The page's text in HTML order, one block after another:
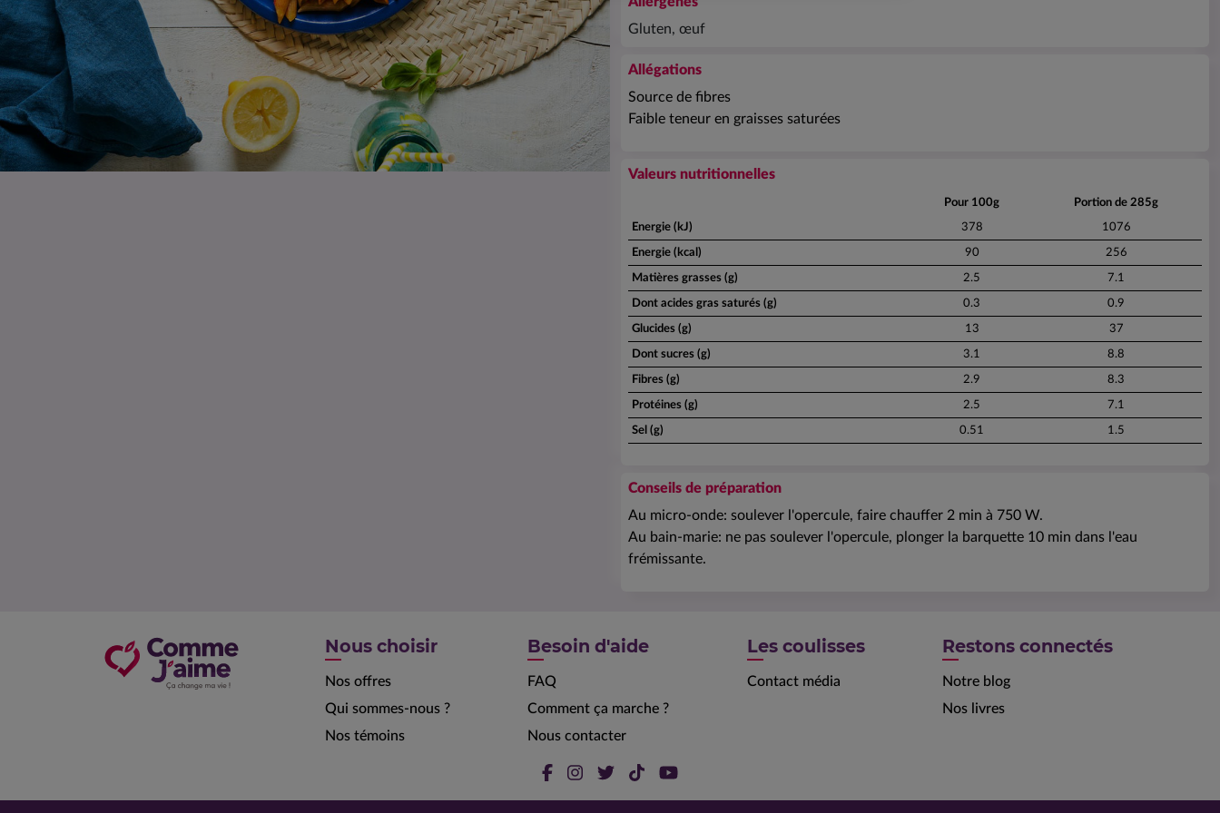
Gluten, œuf
Allégations
Source de fibres
Faible teneur en graisses saturées
Valeurs nutritionnelles
Pour 100g Portion de 285g
Energie (kJ) 378 1076
Energie (kcal) 90 256
Matières grasses (g) 2.5 7.1
Dont acides gras saturés (g) 0.3 0.9
Glucides (g) 13 37
Dont sucres (g) 3.1 8.8
Fibres (g) 2.9 8.3
Protéines (g) 2.5 7.1
Sel (g) 0.51 1.5
Conseils de préparation
Au micro-onde: soulever l'opercule, faire chauffer 2 min à 750 W.
Au bain-marie: ne pas soulever l'opercule, plonger la barquette 10 min dans l'eau
frémissante.
Nous choisir
Nos offres
Qui sommes-nous ?
Nos témoins
Besoin d'aide
FAQ
Comment ça marche ?
Nous contacter
Les coulisses
Contact média
Restons connectés
Notre blog
Nos livres